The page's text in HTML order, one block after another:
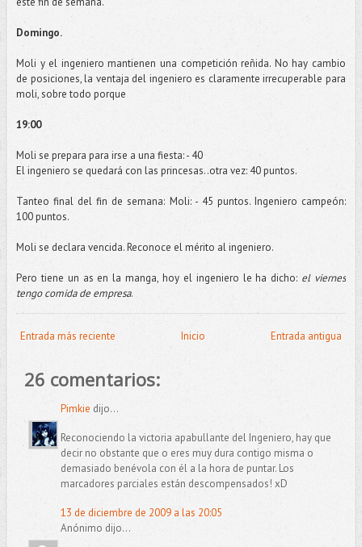
Domingo.
Moli y el ingeniero mantienen una competición reñida. No hay cambio
de posiciones, la ventaja del ingeniero es claramente irrecuperable para
moli, sobre todo porque
19:00
Moli se prepara para irse a una fiesta: - 40
El ingeniero se quedará con las princesas..otra vez: 40 puntos.
Tanteo final del fin de semana: Moli: - 45 puntos. Ingeniero campeón:
100 puntos.
Moli se declara vencida. Reconoce el mérito al ingeniero.
Pero tiene un as en la manga, hoy el ingeniero le ha dicho: el viernes
tengo comida de empresa.
Entrada más reciente Entrada antigua
Inicio
26 comentarios:
Pimkie dijo...
Reconociendo la victoria apabullante del Ingeniero, hay que
decir no obstante que o eres muy dura contigo misma o
demasiado benévola con él a la hora de puntar. Los
marcadores parciales están descompensados! xD
13 de diciembre de 2009 a las 20:05
Anónimo dijo...